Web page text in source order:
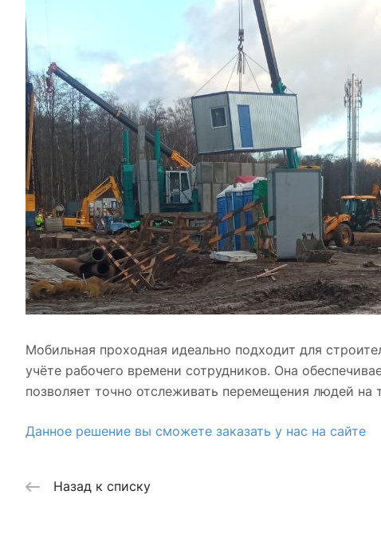
Мобильная проходная идеально подходит для
учёте рабочего времени сотрудников. Она
позволяет точно отслеживать перемещения людей на
Данное решение вы сможете заказать у нас на сайте
Назад к списку